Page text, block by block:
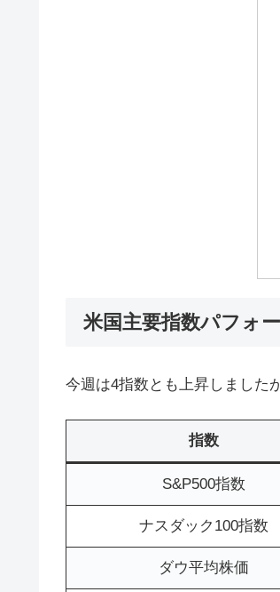
米国主要指数パフォ
今週は4指数とも上昇しました
指数
S&P500指数
ナスダック100指数
ダウ平均株価